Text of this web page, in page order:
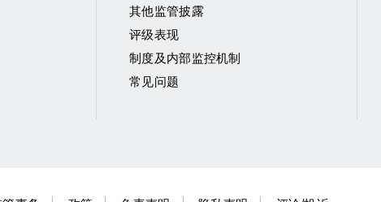
其他监管披露
评级表现
制度及内部监控机制
常见问题